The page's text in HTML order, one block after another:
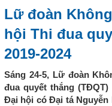
Lữ đoàn
hội Thi đua
2019-2024
Sáng 24-5, Lữ đoàn
đua quyết thắng (TĐQT)
Đại hội có Đại tá Nguyễn